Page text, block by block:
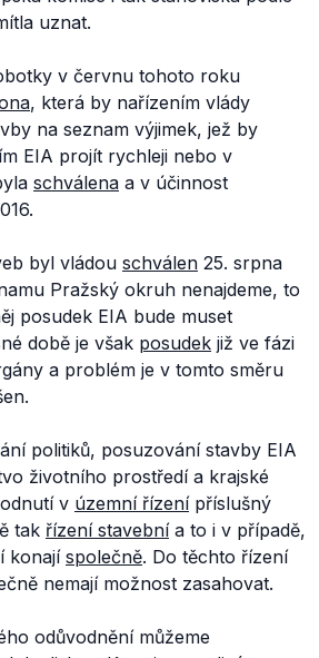
uznat.
v červnu tohoto roku
, která by nařízením vlády
na seznam výjimek, jež by
EIA projít rychleji nebo v
schválena a v účinnost
byl vládou schválen 25. srpna
Pražský okruh nenajdeme, to
posudek EIA bude muset
době je však posudek již ve fázi
a problém je v tomto směru
politiků, posuzování stavby EIA
životního prostředí a krajské
v územní řízenípříslušný
tak řízení stavebnía to i v případě,
konají společně. Do těchto řízení
nemají možnost zasahovat.
odůvodnění můžeme